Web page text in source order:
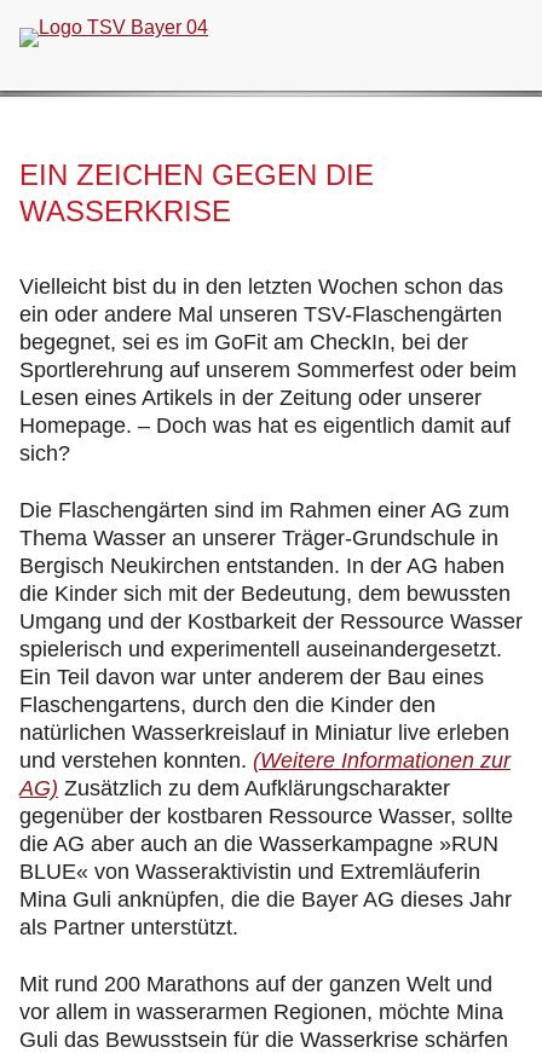
überspringen
EIN ZEICHEN GEGEN DIE
WASSERKRISE
Vielleicht bist du in den letzten Wochen schon das
ein oder andere Mal unseren TSV-Flaschengärten
begegnet, sei es im GoFit am CheckIn, bei der
Sportlerehrung auf unserem Sommerfest oder beim
Lesen eines Artikels in der Zeitung oder unserer
Homepage. – Doch was hat es eigentlich damit auf
sich?
Die Flaschengärten sind im Rahmen einer AG zum
Thema Wasser an unserer Träger-Grundschule in
Bergisch Neukirchen entstanden. In der AG haben
die Kinder sich mit der Bedeutung, dem bewussten
Umgang und der Kostbarkeit der Ressource Wasser
spielerisch und experimentell auseinandergesetzt.
Ein Teil davon war unter anderem der Bau eines
Flaschengartens, durch den die Kinder den
natürlichen Wasserkreislauf in Miniatur live erleben
und verstehen konnten. (Weitere Informationen zur
AG) Zusätzlich zu dem Aufklärungscharakter
gegenüber der kostbaren Ressource Wasser, sollte
die AG aber auch an die Wasserkampagne »RUN
BLUE« von Wasseraktivistin und Extremläuferin
Mina Guli anknüpfen, die die Bayer AG dieses Jahr
als Partner unterstützt.
Mit rund 200 Marathons auf der ganzen Welt und
vor allem in wasserarmen Regionen, möchte Mina
Guli das Bewusstsein für die Wasserkrise schärfen